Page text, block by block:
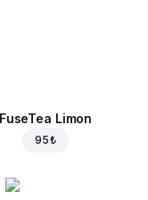
FuseTea Limon
95 ₺